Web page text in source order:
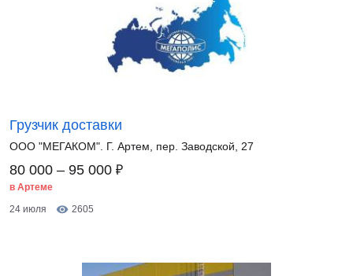
Грузчик доставки
ООО "МЕГАКОМ". Г. Артем, пер. Заводской, 27
80 000 – 95 000 ₽
в Артеме
24 июля
2605